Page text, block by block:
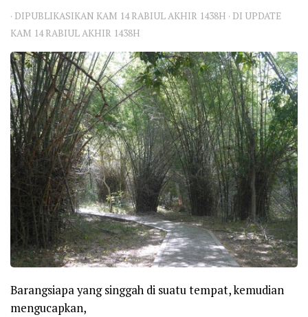
· DIPUBLIKASIKAN KAM 14 RABIUL AKHIR 1438H · DI UPDATE
KAM 14 RABIUL AKHIR 1438H
Barangsiapa yang singgah di suatu tempat, kemudian
mengucapkan,